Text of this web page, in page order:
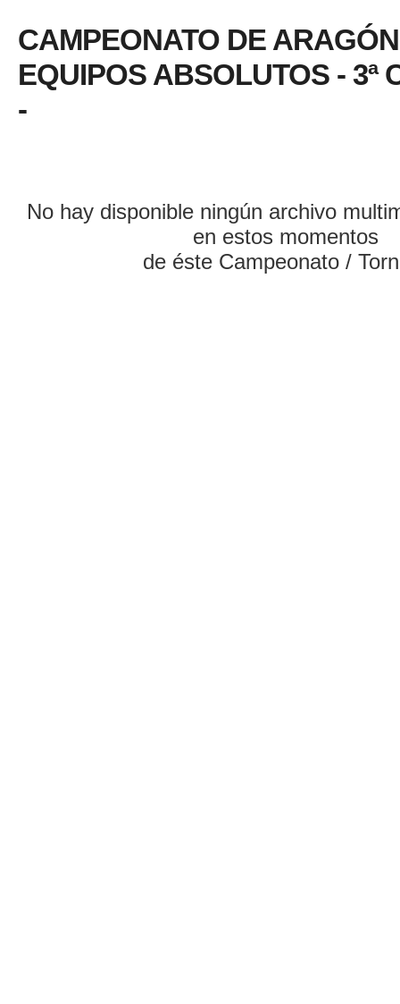
CAMPEONATO DE
EQUIPOS ABSOLUTOS - 3ª
-
No hay disponible ningún archivo
en estos momentos
de éste Campeonato /